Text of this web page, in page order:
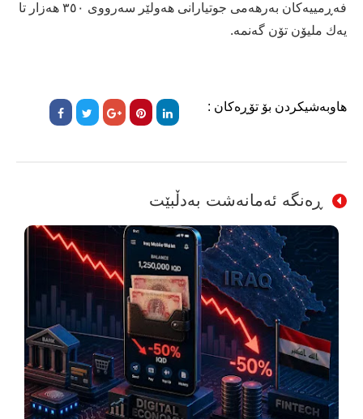
فەڕمییەکان به‌رهه‌مى جوتیارانى هه‌ولێر سه‌رووى ٣٥٠ هه‌زار تا
یه‌ك ملیۆن تۆن گه‌نمه. ‌
هاوبەشیکردن بۆ تۆڕەکان :
ڕەنگە ئەمانەشت بەدڵبێت